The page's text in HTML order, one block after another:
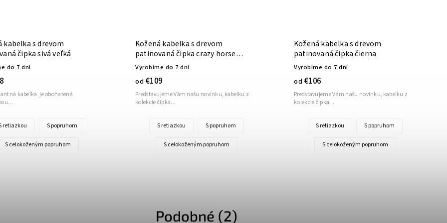
kabelka s drevom
čipka sivá veľká
do 7 dní
kabelka je obohatená
retiazkou S popruhom
S celokoženým popruhom
Kožená kabelka s drevom
patinovaná čipka crazy horse
modrá
Vyrobíme do 7 dní
od €109
Predstavujeme Vám našu novinku, kabelku z
kolekcie čipka...
S retiazkou S popruhom
S celokoženým popruhom
Kožená kabelka s drevom
patinovaná čipka čierna
Vyrobíme do 7 dní
od €106
Predstavujeme Vám našu novinku, kabelku z
kolekcie čipka...
S retiazkou S popruhom
S celokoženým popruhom
Podobné (2)